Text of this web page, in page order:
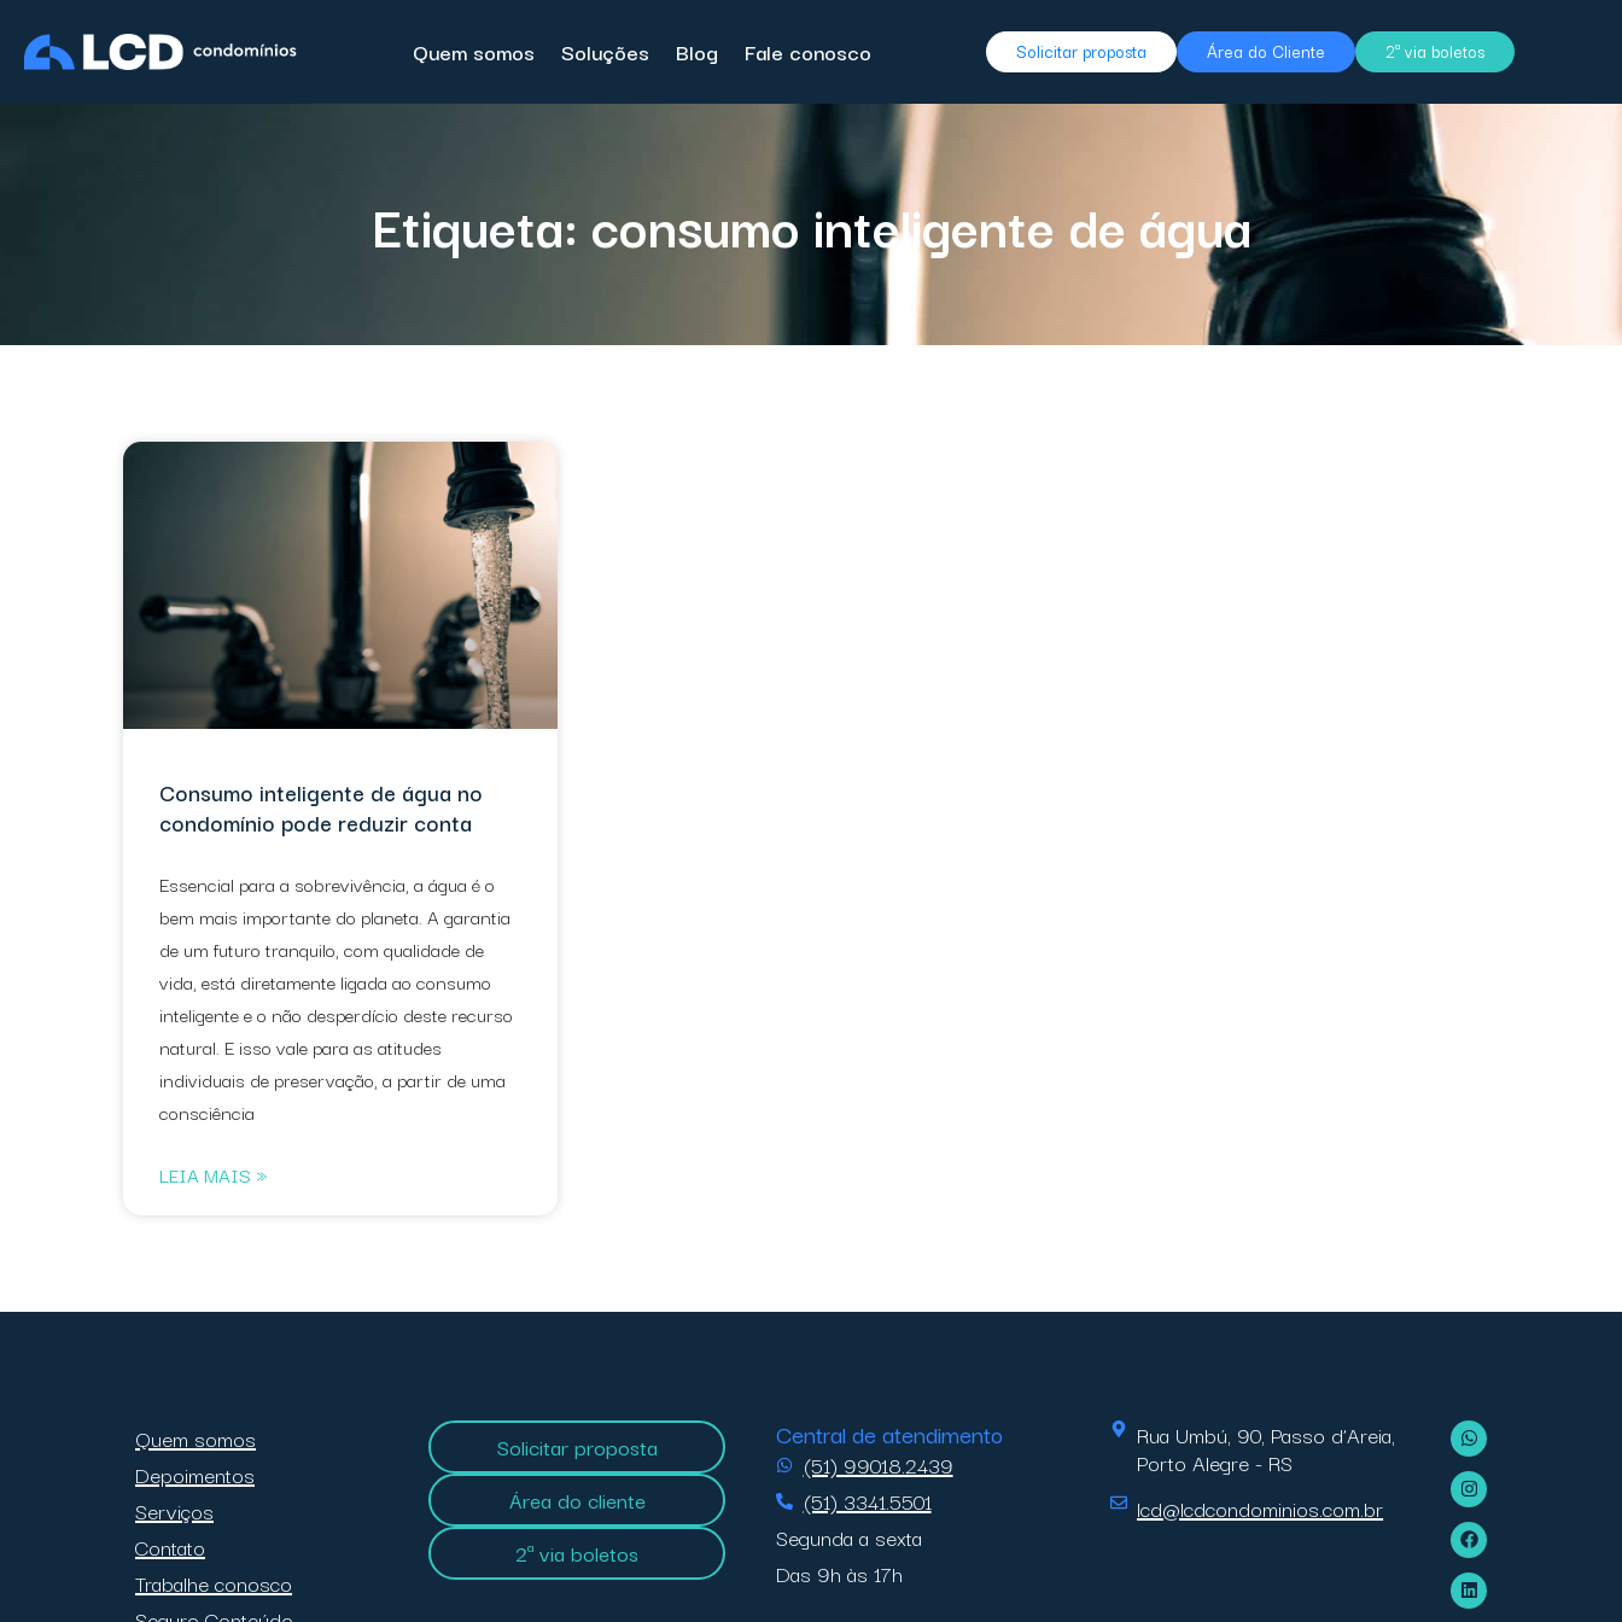
Quem somos Soluções Blog Fale conosco Solicitar proposta Área do Cliente 2ª via boletos
Etiqueta: consumo inteligente de água
Consumo inteligente de água no
condomínio pode reduzir conta
Essencial para a sobrevivência, a água é o
bem mais importante do planeta. A garantia
de um futuro tranquilo, com qualidade de
vida, está diretamente ligada ao consumo
inteligente e o não desperdício deste recurso
natural. E isso vale para as atitudes
individuais de preservação, a partir de uma
consciência
LEIA MAIS »
Quem somos
Depoimentos
Serviços
Contato
Trabalhe conosco
Solicitar proposta
Área do cliente
2ª via boletos
Central de atendimento
(51) 99018.2439
(51) 3341.5501
Segunda a sexta
Das 9h às 17h
Rua Umbú, 90, Passo d’Areia,
Porto Alegre - RS
lcd@lcdcondominios.com.br